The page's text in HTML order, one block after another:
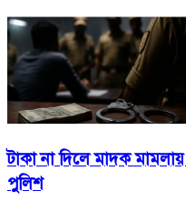
টাকা না দিলে মাদক
পুলিশ